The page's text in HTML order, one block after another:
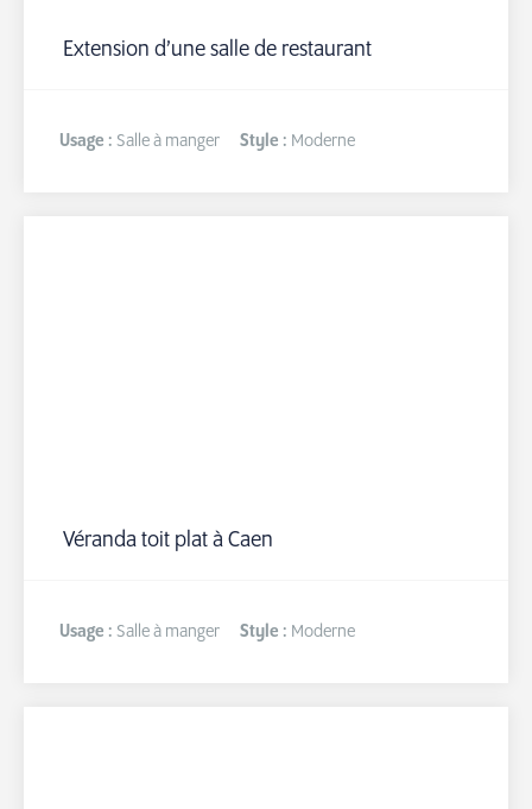
Extension d’une salle de restaurant
Usage : Salle à manger Style : Moderne
Véranda toit plat à Caen
Usage : Salle à manger Style : Moderne